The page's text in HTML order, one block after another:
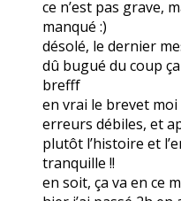
ce n’est pas grave,
manqué :)
désolé, le dernier
dû bugué du coup
brefff
en vrai le brevet moi
erreurs débiles, et
plutôt l’histoire et
tranquille !!
en soit, ça va en ce